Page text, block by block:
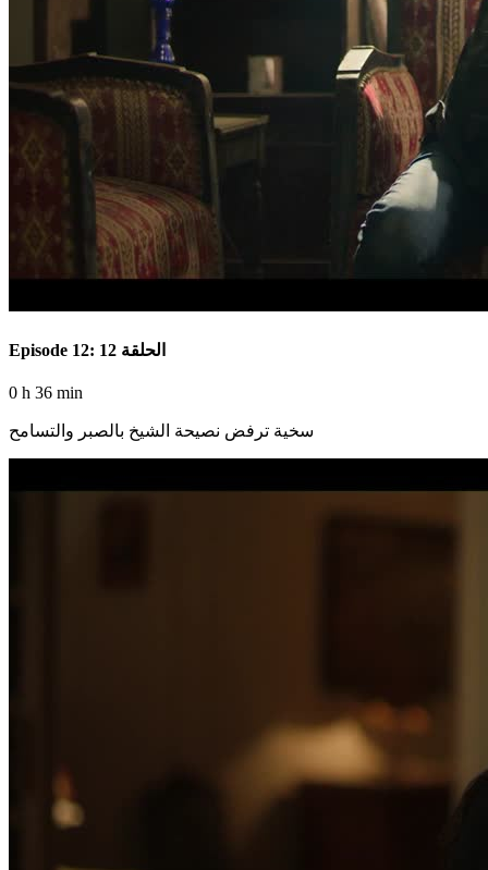
Episode 12: الحلقة 12
0 h 36 min
سخية ترفض نصيحة الشيخ بالصبر والتسامح